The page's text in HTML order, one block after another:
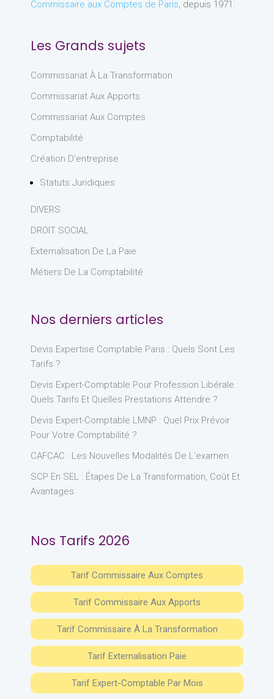
Commissaire aux Comptes de Paris , depuis 1971.
Les Grands sujets
Commissariat À La Transformation
Commissariat Aux Apports
Commissariat Aux Comptes
Comptabilité
Création D'entreprise
Statuts Juridiques
DIVERS
DROIT SOCIAL
Externalisation De La Paie
Métiers De La Comptabilité
Nos derniers articles
Devis Expertise Comptable Paris : Quels Sont Les
Tarifs ?
Devis Expert-Comptable Pour Profession Libérale :
Quels Tarifs Et Quelles Prestations Attendre ?
Devis Expert-Comptable LMNP : Quel Prix Prévoir
Pour Votre Comptabilité ?
CAFCAC : Les Nouvelles Modalités De L’examen
SCP En SEL : Étapes De La Transformation, Coût Et
Avantages
Nos Tarifs 2026
Tarif Commissaire Aux Comptes
Tarif Commissaire Aux Apports
Tarif Commissaire À La Transformation
Tarif Externalisation Paie
Tarif Expert-Comptable Par Mois